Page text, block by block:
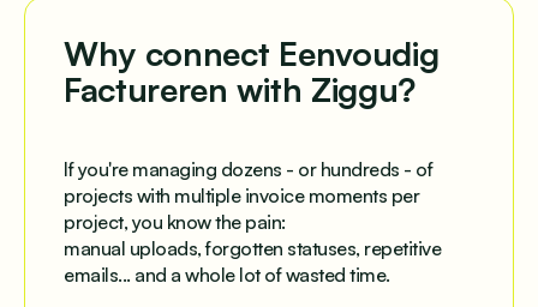
Why connect Eenvoudig
Factureren with Ziggu?
If you're managing dozens - or hundreds - of
projects with multiple invoice moments per
project, you know the pain:
manual uploads, forgotten statuses, repetitive
emails... and a whole lot of wasted time.